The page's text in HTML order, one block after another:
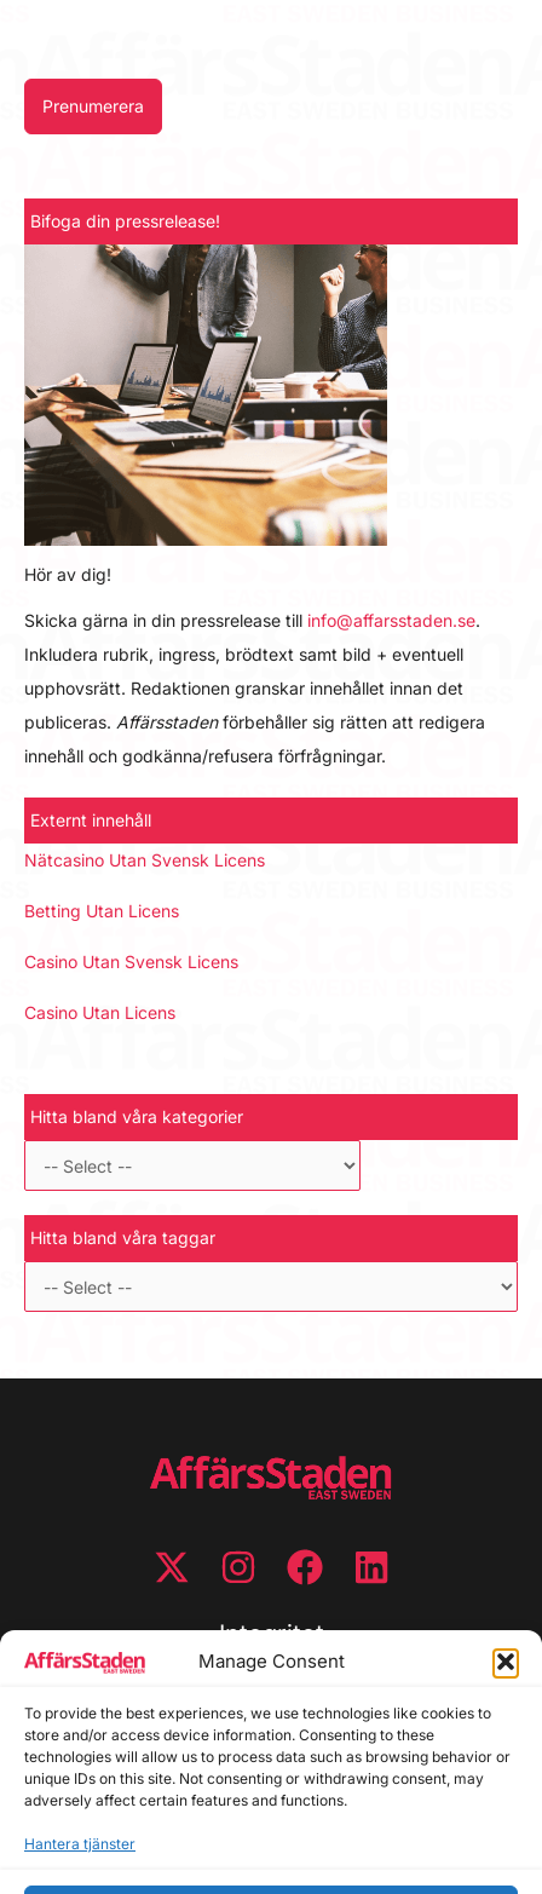
Manage Consent
To provide the best experiences, we use technologies like cookies to
store and/or access device information. Consenting to these
technologies will allow us to process data such as browsing behavior or
unique IDs on this site. Not consenting or withdrawing consent, may
adversely affect certain features and functions.
Hantera tjänster
Prenumerera
Bifoga din pressrelease!
Hör av dig!
Skicka gärna in din pressrelease till info@affarsstaden.se.
Inkludera rubrik, ingress, brödtext samt bild + eventuell
upphovsrätt. Redaktionen granskar innehållet innan det
publiceras. Affärsstadenförbehåller sig rätten att redigera
innehåll och godkänna/refusera förfrågningar.
Externt innehåll
Nätcasino Utan Svensk Licens
Betting Utan Licens
Casino Utan Svensk Licens
Casino Utan Licens
Hitta bland våra kategorier
Hitta bland våra taggar
Integritet
Cookiepolicy
Disclaimer
Redaktionell policy
Utgivarinformation